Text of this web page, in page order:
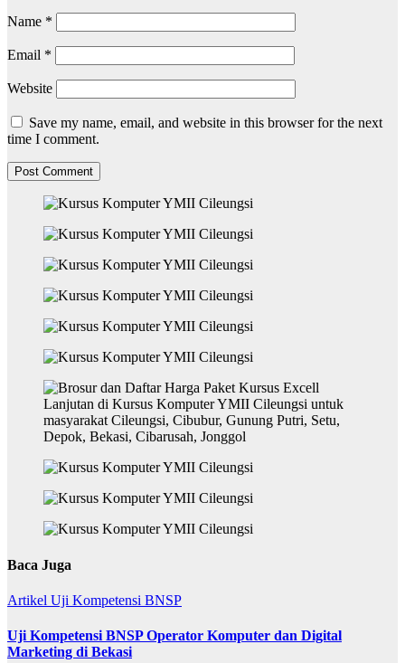
Name *
Email *
Website
Save my name, email, and website in this browser for the next
time I comment.
Baca Juga
Artikel Uji Kompetensi BNSP
Uji Kompetensi BNSP Operator Komputer dan Digital
Marketing di Bekasi